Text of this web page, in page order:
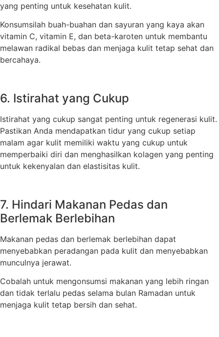
yang penting untuk kesehatan kulit.
Konsumsilah buah-buahan dan sayuran yang kaya akan
vitamin C, vitamin E, dan beta-karoten untuk membantu
melawan radikal bebas dan menjaga kulit tetap sehat dan
bercahaya.
6. Istirahat yang Cukup
Istirahat yang cukup sangat penting untuk regenerasi kulit.
Pastikan Anda mendapatkan tidur yang cukup setiap
malam agar kulit memiliki waktu yang cukup untuk
memperbaiki diri dan menghasilkan kolagen yang penting
untuk kekenyalan dan elastisitas kulit.
7. Hindari Makanan Pedas dan
Berlemak Berlebihan
Makanan pedas dan berlemak berlebihan dapat
menyebabkan peradangan pada kulit dan menyebabkan
munculnya jerawat.
Cobalah untuk mengonsumsi makanan yang lebih ringan
dan tidak terlalu pedas selama bulan Ramadan untuk
menjaga kulit tetap bersih dan sehat.